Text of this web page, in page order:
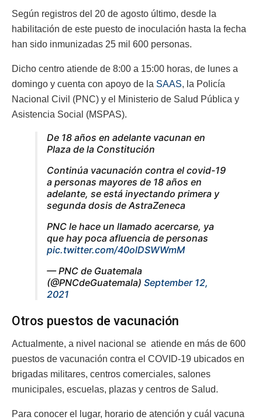
Según registros del 20 de agosto último, desde la
habilitación de este puesto de inoculación hasta la fecha
han sido inmunizadas 25 mil 600 personas.
Dicho centro atiende de 8:00 a 15:00 horas, de lunes a
domingo y cuenta con apoyo de la SAAS, la Policía
Nacional Civil (PNC) y el Ministerio de Salud Pública y
Asistencia Social (MSPAS).
De 18 años en adelante vacunan en
Plaza de la Constitución
Continúa vacunación contra el covid-19
a personas mayores de 18 años en
adelante, se está inyectando primera y
segunda dosis de AstraZeneca
PNC le hace un llamado acercarse, ya
que hay poca afluencia de personas
pic.twitter.com/40olDSWWmM
— PNC de Guatemala
(@PNCdeGuatemala) September 12,
2021
Otros puestos de vacunación
Actualmente, a nivel nacional se atiende en más de 600
puestos de vacunación contra el COVID-19 ubicados en
brigadas militares, centros comerciales, salones
municipales, escuelas, plazas y centros de Salud.
Para conocer el lugar, horario de atención y cuál vacuna